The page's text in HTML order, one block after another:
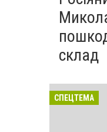
склад
СПЕЦТЕМА